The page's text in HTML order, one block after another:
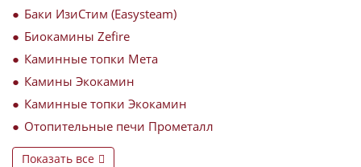
Баки ИзиСтим (Easysteam)
Биокамины Zefire
Каминные топки Мета
Камины Экокамин
Каминные топки Экокамин
Отопительные печи Прометалл
Показать все